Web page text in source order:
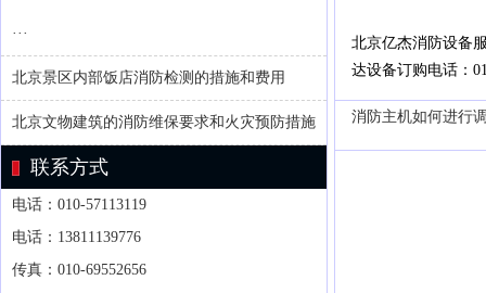
···
北京景区内部饭店消防检测的措施和费用
北京文物建筑的消防维保要求和火灾预防措施
联系方式
电话：010-57113119
电话：13811139776
传真：010-69552656
北京亿杰消防设备
达设备订购电话：
消防主机如何进行